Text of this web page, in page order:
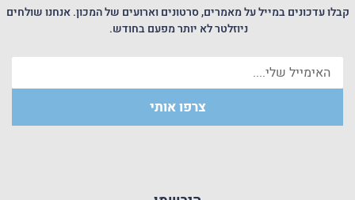
קבלו עדכונים במייל על מאמרים, סרטונים וארועים של המכון. אנחנו שולחים
ניוזלטר לא יותר מפעם בחודש.
צרפו אותי